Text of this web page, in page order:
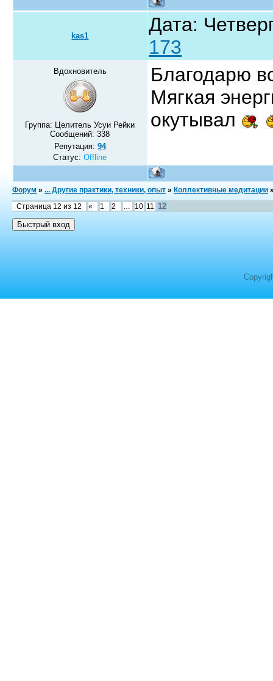
kas1
Дата:
173
Вдохновитель
Группа: Целитель Усуи Рейки
Сообщений:338
Репутация: 94
Статус:Offline
Благодарю
Мягкая
окутывал
Форум » ... Другие практики, техники, опыт » Коллективные медитации
Страница 12 из 12 « 1 2 10 11 12